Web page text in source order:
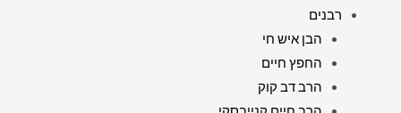
רבנים
הבן איש חי
החפץ חיים
הרב דב קוק